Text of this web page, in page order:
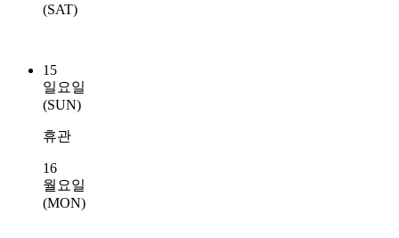
(SAT)
15
일요일
(SUN)
휴관
16
월요일
(MON)